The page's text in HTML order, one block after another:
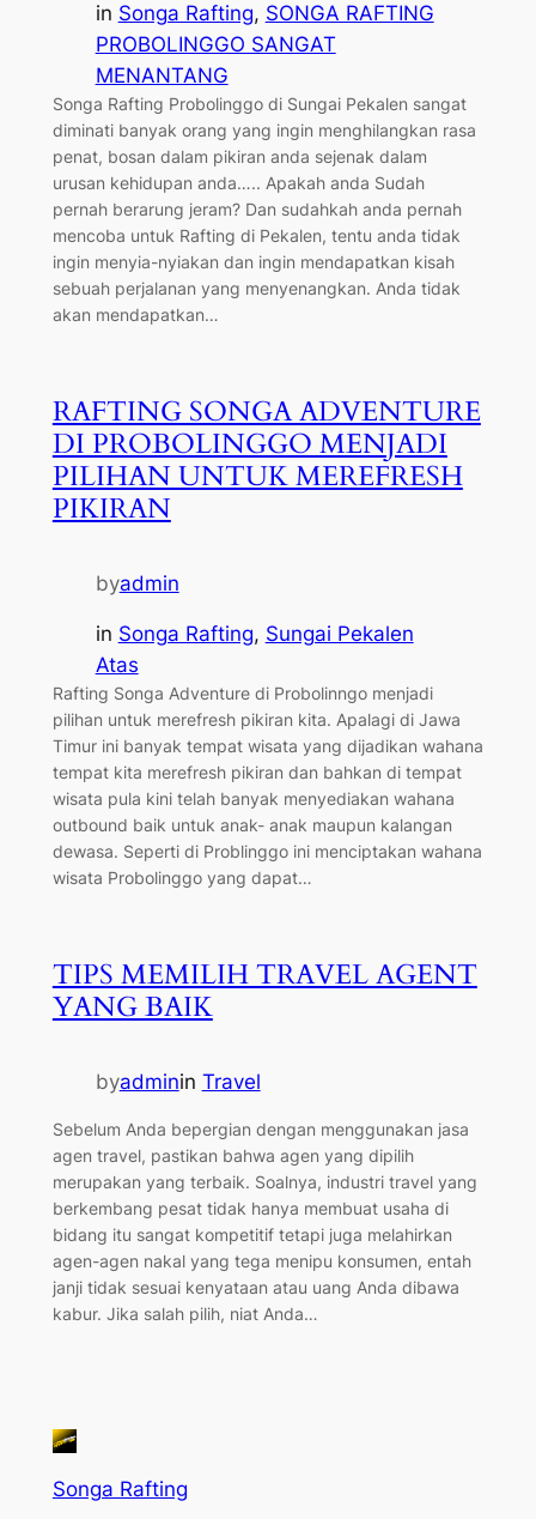
in Songa Rafting, SONGA RAFTING
PROBOLINGGO SANGAT
MENANTANG
Songa Rafting Probolinggo di Sungai Pekalen sangat
diminati banyak orang yang ingin menghilangkan rasa
penat, bosan dalam pikiran anda sejenak dalam
urusan kehidupan anda….. Apakah anda Sudah
pernah berarung jeram? Dan sudahkah anda pernah
mencoba untuk Rafting di Pekalen, tentu anda tidak
ingin menyia-nyiakan dan ingin mendapatkan kisah
sebuah perjalanan yang menyenangkan. Anda tidak
akan mendapatkan…
RAFTING SONGA ADVENTURE
DI PROBOLINGGO MENJADI
PILIHAN UNTUK MEREFRESH
PIKIRAN
byadmin
in Songa Rafting, Sungai Pekalen
Atas
Rafting Songa Adventure di Probolinngo menjadi
pilihan untuk merefresh pikiran kita. Apalagi di Jawa
Timur ini banyak tempat wisata yang dijadikan wahana
tempat kita merefresh pikiran dan bahkan di tempat
wisata pula kini telah banyak menyediakan wahana
outbound baik untuk anak- anak maupun kalangan
dewasa. Seperti di Problinggo ini menciptakan wahana
wisata Probolinggo yang dapat…
TIPS MEMILIH TRAVEL AGENT
YANG BAIK
byadminin Travel
Sebelum Anda bepergian dengan menggunakan jasa
agen travel, pastikan bahwa agen yang dipilih
merupakan yang terbaik. Soalnya, industri travel yang
berkembang pesat tidak hanya membuat usaha di
bidang itu sangat kompetitif tetapi juga melahirkan
agen-agen nakal yang tega menipu konsumen, entah
janji tidak sesuai kenyataan atau uang Anda dibawa
kabur. Jika salah pilih, niat Anda…
Songa Rafting